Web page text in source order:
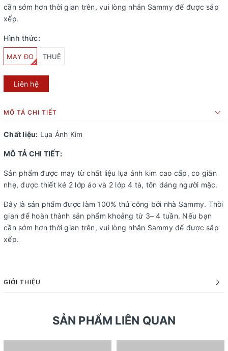
cần sớm hơn thời gian trên, vui lòng nhắn Sammy để được sắp
xếp.
Hình thức:
MAY ĐO THUÊ
Liên hệ
MÔ TẢ CHI TIẾT
Chất liệu: Lụa Ánh Kim
MÔ TẢ CHI TIẾT:
Sản phẩm được may từ chất liệu lụa ánh kim cao cấp, co giãn
nhẹ, được thiết ké 2 lớp áo và 2 lớp 4 tà, tôn dáng người mặc.
Đây là sản phẩm được làm 100% thủ công bởi nhà Sammy. Thời
gian để hoàn thành sản phẩm khoảng từ 3– 4 tuần. Nếu bạn
cần sớm hơn thời gian trên, vui lòng nhắn Sammy để được sắp
xếp.
GIỚI THIỆU
SẢN PHẨM LIÊN QUAN